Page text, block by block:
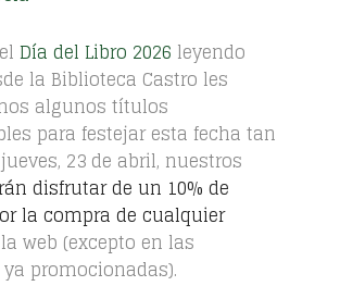
Día del Libro 2026 leyendo
la Biblioteca Castro les
algunos títulos
para festejar esta fecha tan
23 de abril, nuestros
disfrutar de un 10% de
la compra de cualquier
web (excepto en las
promocionadas).